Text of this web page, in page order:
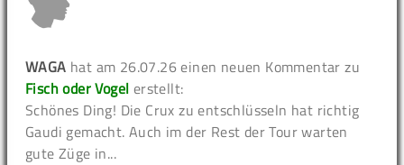
WAGA hat am 26.07.26 einen neuen Kommentar zu
Fisch oder Vogel erstellt:
Schönes Ding! Die Crux zu entschlüsseln hat richtig
Gaudi gemacht. Auch im der Rest der Tour warten
gute Züge in...